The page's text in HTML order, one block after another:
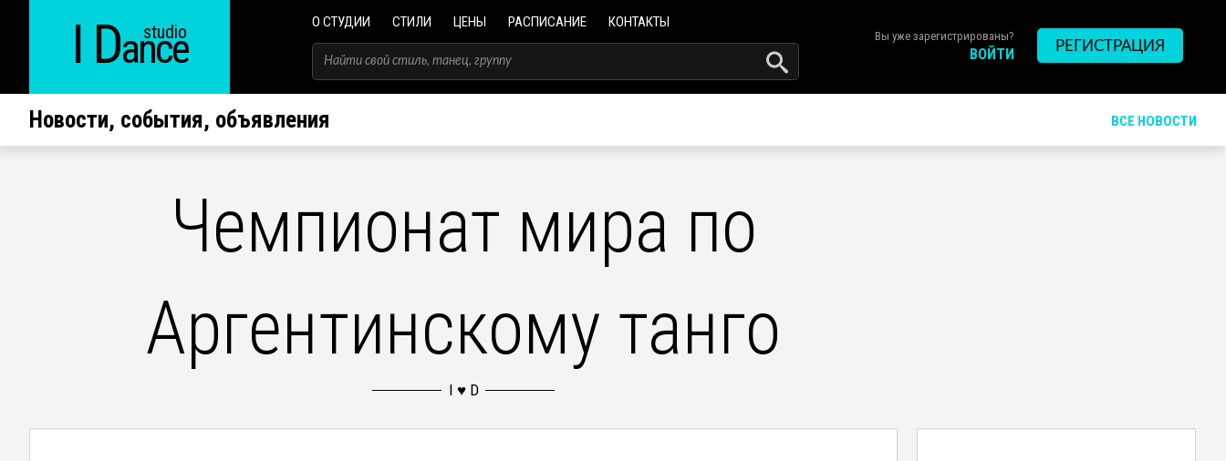
I Dance
studio О СТУДИИ СТИЛИ ЦЕНЫ РАСПИСАНИЕ КОНТАКТЫ
Вы уже зарегистрированы?
ВОЙТИ РЕГИСТРАЦИЯ
Новости, события, объявления ВСЕ НОВОСТИ
Чемпионат мира по
Аргентинскому танго